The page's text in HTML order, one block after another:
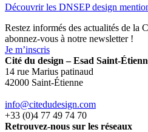
Découvrir les DNSEP design
Restez informés des actualités de la
abonnez-vous à notre newsletter !
Je m’inscris
Cité du design – Esad Saint-
14 rue Marius patinaud
42000 Saint-Étienne
info@citedudesign.com
+33 (0)4 77 49 74 70
Retrouvez-nous sur les réseaux